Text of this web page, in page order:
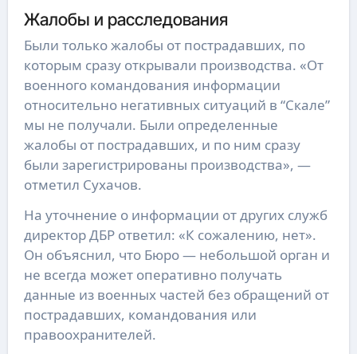
Жалобы и расследования
Были только жалобы от пострадавших, по
которым сразу открывали производства. «От
военного командования информации
относительно негативных ситуаций в “Скале”
мы не получали. Были определенные
жалобы от пострадавших, и по ним сразу
были зарегистрированы производства», —
отметил Сухачов.
На уточнение о информации от других служб
директор ДБР ответил: «К сожалению, нет».
Он объяснил, что Бюро — небольшой орган и
не всегда может оперативно получать
данные из военных частей без обращений от
пострадавших, командования или
правоохранителей.